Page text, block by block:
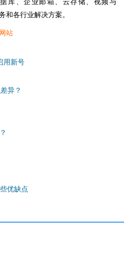
和各行业解决方案。
站
用新号
异？
优缺点